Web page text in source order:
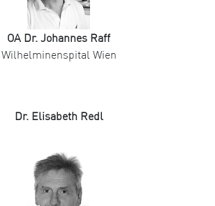
OA Dr. Johannes Raff
Wilhelminenspital Wien
Dr. Elisabeth Redl